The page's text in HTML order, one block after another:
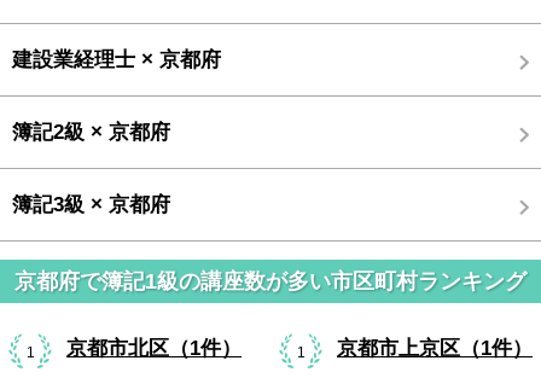
建設業経理士 × 京都府
簿記2級 × 京都府
簿記3級 × 京都府
京都府で簿記1級の講座数が多い市区町村ランキング
1 京都市北区（1件） 1 京都市上京区（1件）